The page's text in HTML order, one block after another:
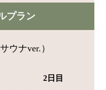
プラン
ウナver.）
2日目